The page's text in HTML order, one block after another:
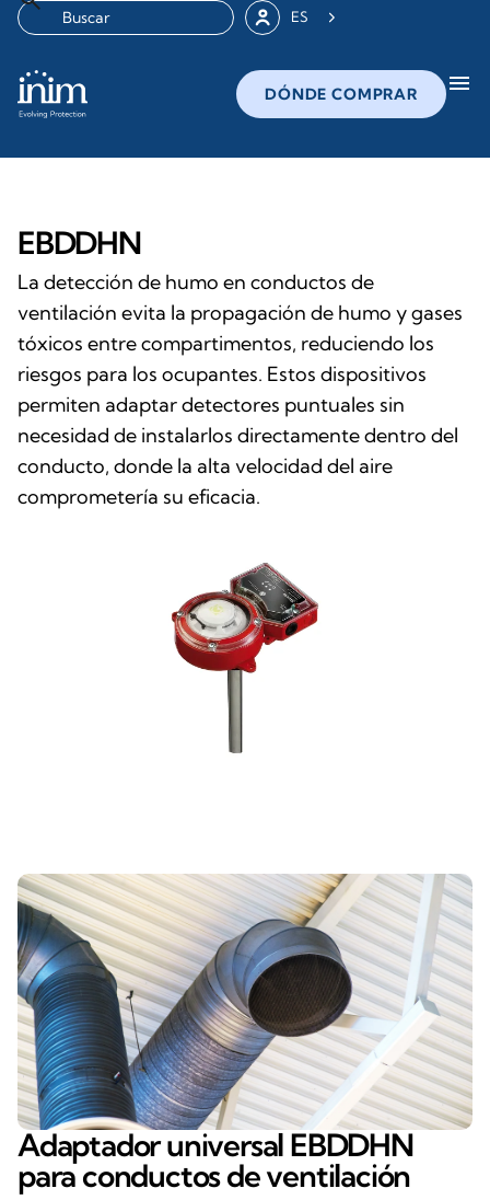
ES
DÓNDE COMPRAR menu
EBDDHN
La detección de humo en conductos de
ventilación evita la propagación de humo y gases
tóxicos entre compartimentos, reduciendo los
riesgos para los ocupantes. Estos dispositivos
permiten adaptar detectores puntuales sin
necesidad de instalarlos directamente dentro del
conducto, donde la alta velocidad del aire
comprometería su eficacia.
Adaptador universal EBDDHN
para conductos de ventilación